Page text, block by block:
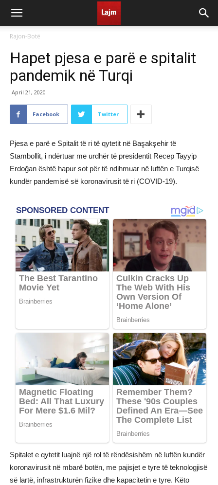
Rajon-Botë
Hapet pjesa e parë e spitalit
pandemik në Turqi
April 21, 2020
Facebook Twitter
Pjesa e parë e Spitalit të ri të qytetit në Başakşehir të
Stambollit, i ndërtuar me urdhër të presidentit Recep Tayyip
Erdoğan është hapur sot për të ndihmuar në luftën e Turqisë
kundër pandemisë së koronavirusit të ri (COVID-19).
Spitalet e qytetit luajnë një rol të rëndësishëm në luftën kundër
koronavirusit në mbarë botën, me pajisjet e tyre të teknologjisë
së lartë, infrastrukturën fizike dhe kapacitetin e tyre. Këto